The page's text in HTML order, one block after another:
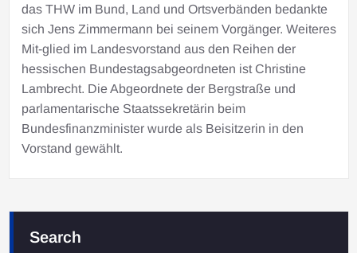
das THW im Bund, Land und Ortsverbänden bedankte
sich Jens Zimmermann bei seinem Vorgänger. Weiteres
Mit-glied im Landesvorstand aus den Reihen der
hessischen Bundestagsabgeordneten ist Christine
Lambrecht. Die Abgeordnete der Bergstraße und
parlamentarische Staatssekretärin beim
Bundesfinanzminister wurde als Beisitzerin in den
Vorstand gewählt.
Search